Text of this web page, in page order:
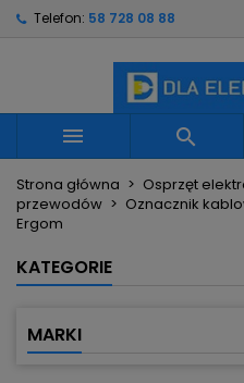
Telefon: 58 728 08 88
 
Strona główna Osprzęt
przewodów
Oznacznik
Ergom
KATEGORIE
MARKI
Utwórz nową listę
Nazwa listy życzeń
Anuluj
Musisz być zalogowany
swojej liście życzeń.